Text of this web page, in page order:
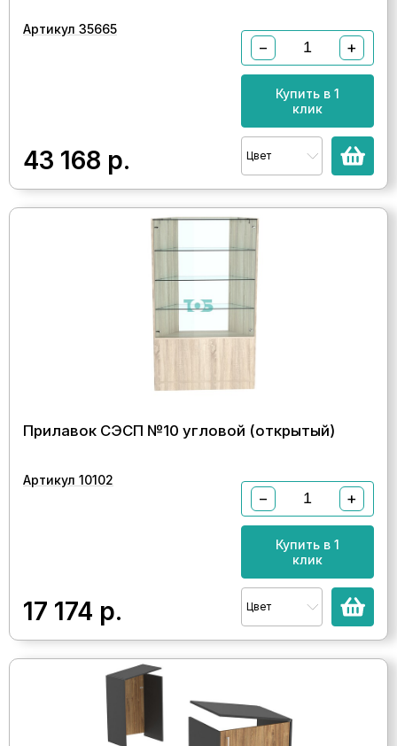
Артикул 35665
43 168 р.
− +
Купить в 1
клик
Цвет
Прилавок СЭСП №10 угловой (открытый)
Артикул 10102
17 174 р.
− +
Купить в 1
клик
Цвет